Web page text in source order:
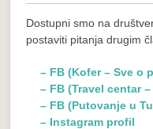
Dostupni smo na
postaviti pitanja drugim
– FB (Kofer – Sve o
– FB (Travel centar –
– FB (Putovanje u
– Instagram profil